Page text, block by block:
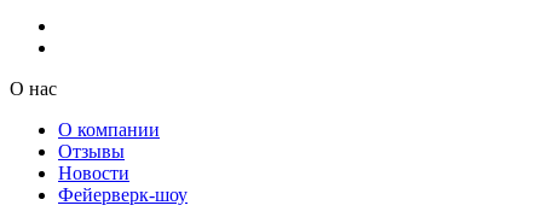
О нас
О компании
Отзывы
Новости
Фейерверк-шоу